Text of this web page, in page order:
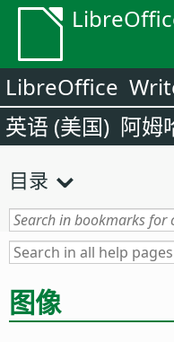
LibreOffice
英语 (美国) 阿姆
目录
图像